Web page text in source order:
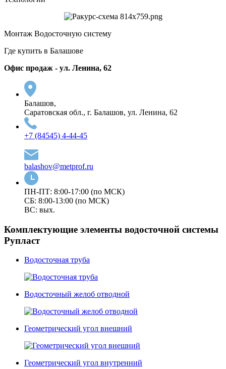
Монтаж Водосточную систему
Где купить в Балашове
Офис продаж - ул. Ленина, 62
Балашов,
Саратовская обл., г. Балашов, ул. Ленина, 62
+7 (84545) 4-44-45
balashov@metprof.ru
ПН-ПТ: 8:00-17:00 (по МСК)
СБ: 8:00-13:00 (по МСК)
ВС: вых.
Комплектующие элементы водосточной системы
Рупласт
Водосточная труба
Водосточный желоб отводной
Геометрический угол внешний
Геометрический угол внутренний